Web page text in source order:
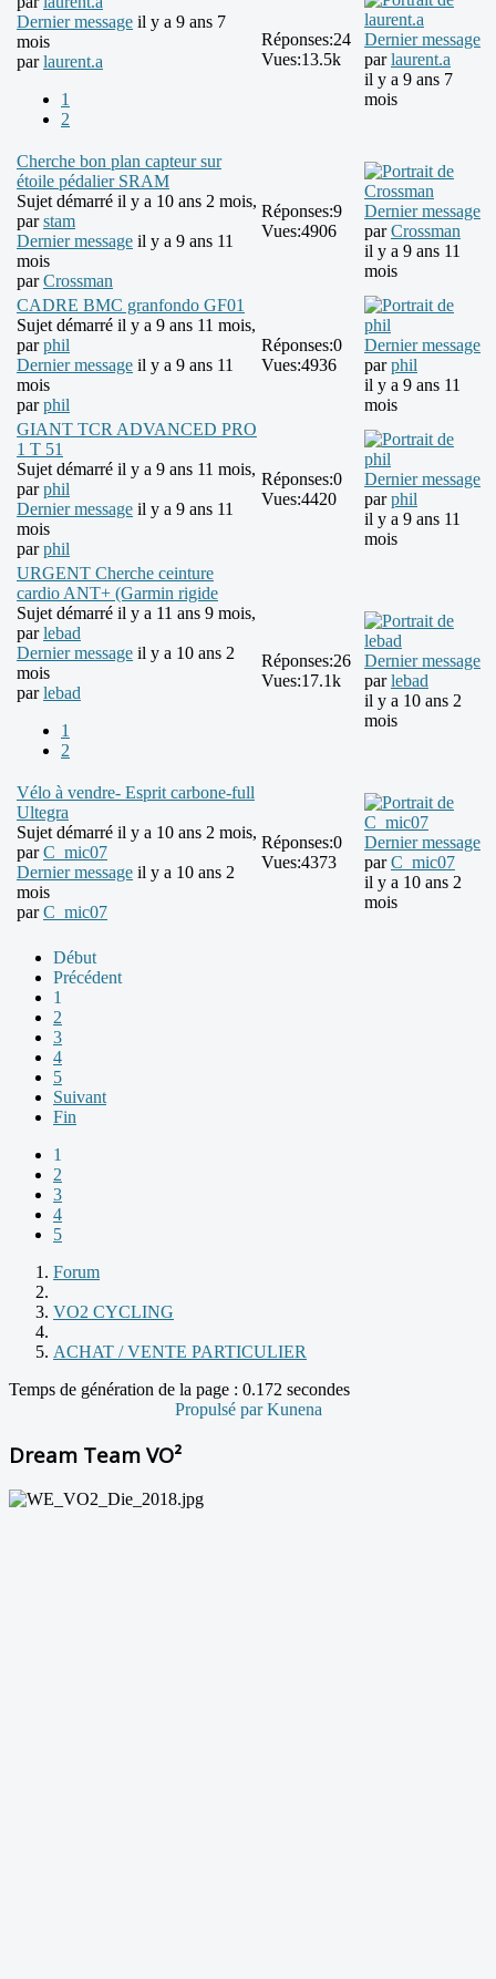
Dernier message il y a 9 ans 7
mois
parlaurent.a
1
2
Réponses:24
Vues:13.5k
Dernier message
parlaurent.a
il y a 9 ans 7
mois
Cherche bon plan capteur sur
étoile pédalier SRAM
Sujet démarré il y a 10 ans 2 mois,
parstam
Dernier message il y a 9 ans 11
mois
parCrossman
Réponses:9
Vues:4906
Dernier message
parCrossman
il y a 9 ans 11
mois
CADRE BMC granfondo GF01
Sujet démarré il y a 9 ans 11 mois,
parphil
Dernier message il y a 9 ans 11
mois
parphil
Réponses:0
Vues:4936
Dernier message
parphil
il y a 9 ans 11
mois
GIANT TCR ADVANCED PRO
1 T 51
Sujet démarré il y a 9 ans 11 mois,
parphil
Dernier message il y a 9 ans 11
mois
parphil
Réponses:0
Vues:4420
Dernier message
parphil
il y a 9 ans 11
mois
URGENT Cherche ceinture
cardio ANT+ (Garmin rigide
Sujet démarré il y a 11 ans 9 mois,
parlebad
Dernier message il y a 10 ans 2
mois
parlebad
1
2
Réponses:26
Vues:17.1k
Dernier message
parlebad
il y a 10 ans 2
mois
Vélo à vendre- Esprit carbone-full
Ultegra
Sujet démarré il y a 10 ans 2 mois,
parC_mic07
Dernier message il y a 10 ans 2
mois
parC_mic07
Réponses:0
Vues:4373
Dernier message
parC_mic07
il y a 10 ans 2
mois
Début
Précédent
1
2
3
4
5
Suivant
Fin
1
2
3
4
5
Forum
VO2 CYCLING
ACHAT / VENTE PARTICULIER
Temps de génération de la page : 0.172 secondes
Propulsé parKunena
Dream Team VO²